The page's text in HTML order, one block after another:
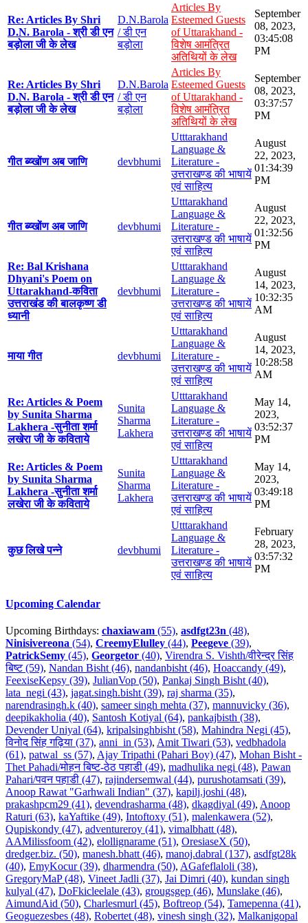
Re: Articles By Shri
D.N. Barola - श्री डी एन
बड़ोला जी के लेख
D.N.Barola
/ डी एन
बड़ोला
Articles By
Esteemed Guests
of Uttarakhand -
विशेष आमंत्रित
अतिथियों के लेख
September
08, 2023,
03:45:08
PM
Re: Articles By Shri
D.N. Barola - श्री डी एन
बड़ोला जी के लेख
D.N.Barola
/ डी एन
बड़ोला
Articles By
Esteemed Guests
of Uttarakhand -
विशेष आमंत्रित
अतिथियों के लेख
September
08, 2023,
03:37:57
PM
गीत ब्य्खोंण अब जाणि devbhumi
Utttarakhand
Language &
Literature -
उत्तराखण्ड की भाषायें
एवं साहित्य
August
22, 2023,
01:34:39
PM
गीत ब्य्खोंण अब जाणि devbhumi
Utttarakhand
Language &
Literature -
उत्तराखण्ड की भाषायें
एवं साहित्य
August
22, 2023,
01:32:56
PM
Re: Bal Krishana
Dhyani's Poem on
Uttarakhand-कविता
उत्तराखंड की बालकृष्ण डी
ध्यानी
devbhumi
Utttarakhand
Language &
Literature -
उत्तराखण्ड की भाषायें
एवं साहित्य
August
14, 2023,
10:32:35
AM
माया गीत devbhumi
Utttarakhand
Language &
Literature -
उत्तराखण्ड की भाषायें
एवं साहित्य
August
14, 2023,
10:28:58
AM
Re: Articles & Poem
by Sunita Sharma
Lakhera -सुनीता शर्मा
लखेरा जी के कविताये
Sunita
Sharma
Lakhera
Utttarakhand
Language &
Literature -
उत्तराखण्ड की भाषायें
एवं साहित्य
May 14,
2023,
03:52:37
PM
Re: Articles & Poem
by Sunita Sharma
Lakhera -सुनीता शर्मा
लखेरा जी के कविताये
Sunita
Sharma
Lakhera
Utttarakhand
Language &
Literature -
उत्तराखण्ड की भाषायें
एवं साहित्य
May 14,
2023,
03:49:18
PM
कुछ लिखे पन्ने devbhumi
Utttarakhand
Language &
Literature -
उत्तराखण्ड की भाषायें
एवं साहित्य
February
28, 2023,
03:57:32
PM
Upcoming Calendar
Upcoming Birthdays: chaxiawam (55), asdfgt23n (48),
Ninisivereona (54), CreemyElulley (44), Peegeve (39),
PatrickSemy (45), Georgetor (40), Virendra S. Vishth/वीरेन्द्र सिंह
बिष्ट (59), Nandan Bisht (46), nandanbisht (46), Hoaccandy (49),
FeexiseKepsy (39), JulianVop (50), Pankaj Singh Bisht (40),
lata_negi (43), jagat.singh.bisht (39), raj sharma (35),
narendrasingh.k (40), sameer singh mehta (37), mannuvicky (36),
deepikakholia (40), Santosh Kotiyal (64), pankajbisth (38),
Devender Uniyal (64), kripalsinghbisht (58), Mahindra Negi (45),
विनोद सिंह गढ़िया (37), anni_in (53), Amit Tiwari (53), vedbhadola
(61), patwal_ss (57), Ajay Tripathi (Pahari Boy) (47), Mohan Bisht -
Thet Pahadi/मोहन बिष्ट-ठेठ पहाडी (49), madhulika negi (48), Pawan
Pahari/पवन पहाडी (47), rajindersemwal (44), purushotamsati (39),
Anoop Rawat "Garhwali Indian" (37), kapilj.joshi (48),
prakashpcm29 (41), devendrasharma (48), dkagdiyal (49), Anoop
Raturi (63), kaYaftike (49), Intoftoxy (51), malenkawera (52),
Qupiskondy (47), adventureroy (41), vimalbhatt (48),
AAMilissfoom (42), elollignarame (51), OresiaseX (50),
dredger.biz. (50), manesh.bhatt (46), manoj.dabral (137), asdfgt28k
(40), EmyKocur (39), dharmendra (50), AGafeflaloli (38),
GregoryMaP (48), Vineet Jadli (37), Jai Dimri (40), kundan singh
kulyal (47), DoFkicleelale (43), grougsgep (46), Munslake (46),
AimundAid (50), Charlesmurl (45), Boftreop (54), Tamepenna (41),
Geoguezesbes (48), Robertet (48), vinesh singh (32), Malkanigopal